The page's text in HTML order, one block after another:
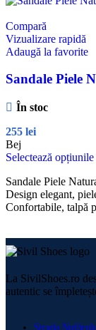
Compară
Vizualizare rapidă
Adaugă la favorite
Sandale Piele
În stoc
255 lei
Bej
Selectează opțiunile
Sandale Piele
Design elegant,
Confortabile, talpă
La SivilShoes.ro
autentic se
Strada